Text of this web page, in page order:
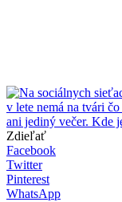
Zdieľať
Facebook
Twitter
Pinterest
WhatsApp